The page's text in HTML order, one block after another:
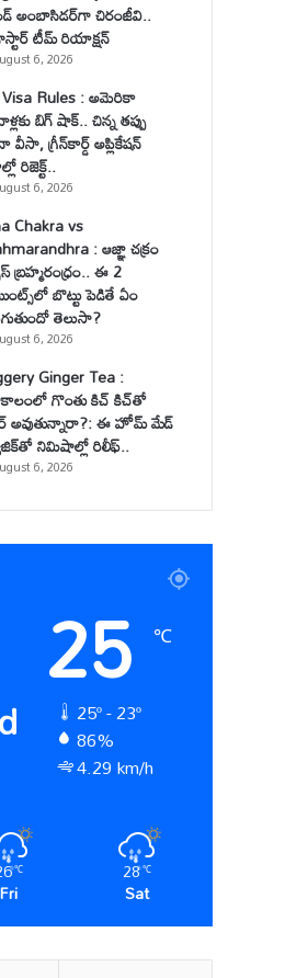
అంబాసిడర్‌గా చిరంజీవి..
టీమ్ రియాక్షన్
6, 2026
Visa Rules : అమెరికా
బిగ్ షాక్.. చిన్న తప్పు
వీసా, గ్రీన్‌కార్డ్ అప్లికేషన్
రిజెక్ట్..
6, 2026
Chakra vs
: ఆజ్ఞా చక్రం
బ్రహ్మరంధ్రం.. ఈ 2
బొట్టు పెడితే ఏం
తెలుసా?
6, 2026
Ginger Tea :
గొంతు కిచ్ కిచ్‌తో
అవుతున్నారా?: ఈ హోమ్ మేడ్
నిమిషాల్లో రిలీఫ్..
6, 2026
25 ℃
25º - 23º
86%
4.29 km/h
℃
Fri
28℃
Sat